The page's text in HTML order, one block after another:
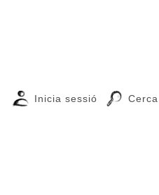
Inicia sessió Cerca